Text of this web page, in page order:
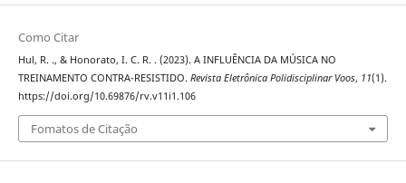
Como Citar
Hul, R. ., & Honorato, I. C. R. . (2023). A INFLUÊNCIA DA MÚSICA NO
TREINAMENTO CONTRA-RESISTIDO. Revista Eletrônica Polidisciplinar Voos, 11(1).
https://doi.org/10.69876/rv.v11i1.106
Fomatos de Citação